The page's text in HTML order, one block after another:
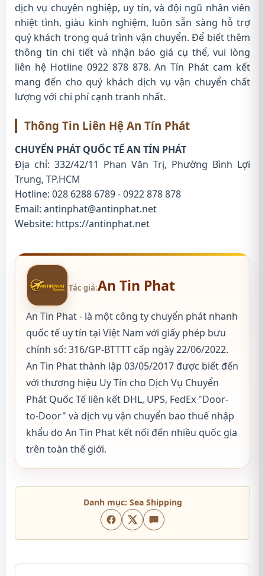
dịch vụ chuyên nghiệp, uy tín, và đội ngũ nhân viên
nhiệt tình, giàu kinh nghiệm, luôn sẵn sàng hỗ trợ
quý khách trong quá trình vận chuyển. Để biết thêm
thông tin chi tiết và nhận báo giá cụ thể, vui lòng
liên hệ Hotline 0922 878 878. An Tín Phát cam kết
mang đến cho quý khách dịch vụ vận chuyển chất
lượng với chi phí cạnh tranh nhất.
Thông Tin Liên Hệ An Tín Phát
CHUYỂN PHÁT QUỐC TẾ AN TÍN PHÁT
Địa chỉ: 332/42/11 Phan Văn Trị, Phường Bình Lợi
Trung, TP.HCM
Hotline: 028 6288 6789 - 0922 878 878
Email: antinphat@antinphat.net
Website: https://antinphat.net
Tác giả:An Tin Phat
An Tin Phat - là một công ty chuyển phát nhanh
quốc tế uy tín tại Việt Nam với giấy phép bưu
chính số: 316/GP-BTTTT cấp ngày 22/06/2022.
An Tin Phat thành lập 03/05/2017 được biết đến
với thương hiệu Uy Tín cho Dịch Vụ Chuyển
Phát Quốc Tế liên kết DHL, UPS, FedEx "Door-
to-Door" và dịch vụ vận chuyển bao thuế nhập
khẩu do An Tin Phat kết nối đến nhiều quốc gia
trên toàn thế giới.
Danh mục: Sea Shipping